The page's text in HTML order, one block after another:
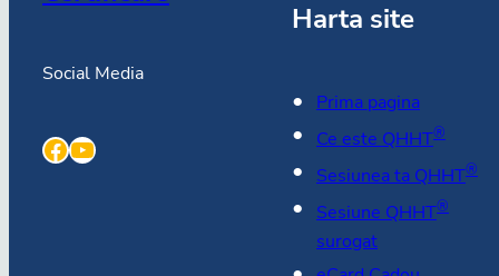
Social Media
Facebook YouTube
Harta site
Prima pagina
Ce este QHHT®
Sesiunea ta QHHT®
Sesiune QHHT®
surogat